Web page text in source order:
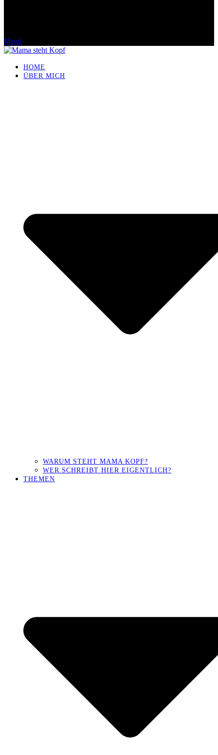
Menü
HOME
ÜBER MICH
WARUM STEHT MAMA KOPF?
WER SCHREIBT HIER EIGENTLICH?
THEMEN